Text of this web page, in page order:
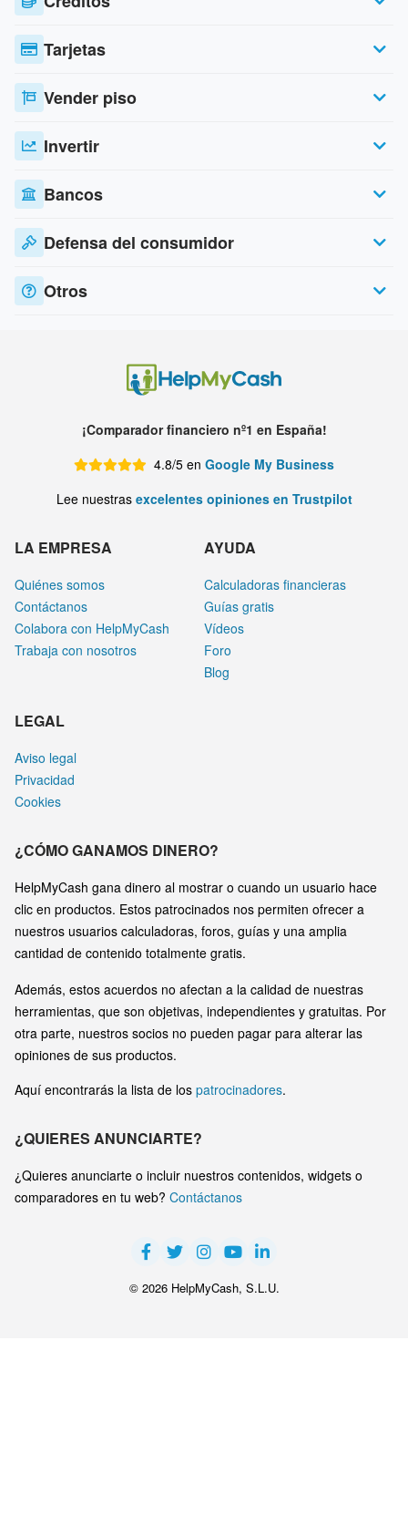
Tarjetas
Vender piso
Invertir
Bancos
Defensa del consumidor
Otros
¡Comparador financiero nº1 en España!
4.8/5 en Google My Business
Lee nuestras excelentes opiniones en Trustpilot
LA EMPRESA
Quiénes somos
Contáctanos
Colabora con HelpMyCash
Trabaja con nosotros
AYUDA
Calculadoras financieras
Guías gratis
Vídeos
Foro
Blog
LEGAL
Aviso legal
Privacidad
Cookies
¿CÓMO GANAMOS DINERO?
HelpMyCash gana dinero al mostrar o cuando un usuario hace
clic en productos. Estos patrocinados nos permiten ofrecer a
nuestros usuarios calculadoras, foros, guías y una amplia
cantidad de contenido totalmente gratis.
Además, estos acuerdos no afectan a la calidad de nuestras
herramientas, que son objetivas, independientes y gratuitas. Por
otra parte, nuestros socios no pueden pagar para alterar las
opiniones de sus productos.
Aquí encontrarás la lista de los patrocinadores.
¿QUIERES ANUNCIARTE?
¿Quieres anunciarte o incluir nuestros contenidos, widgets o
comparadores en tu web? Contáctanos
© 2026 HelpMyCash, S.L.U.